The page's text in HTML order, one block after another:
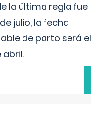
la última regla fue
de julio, la fecha
de parto será el
abril.